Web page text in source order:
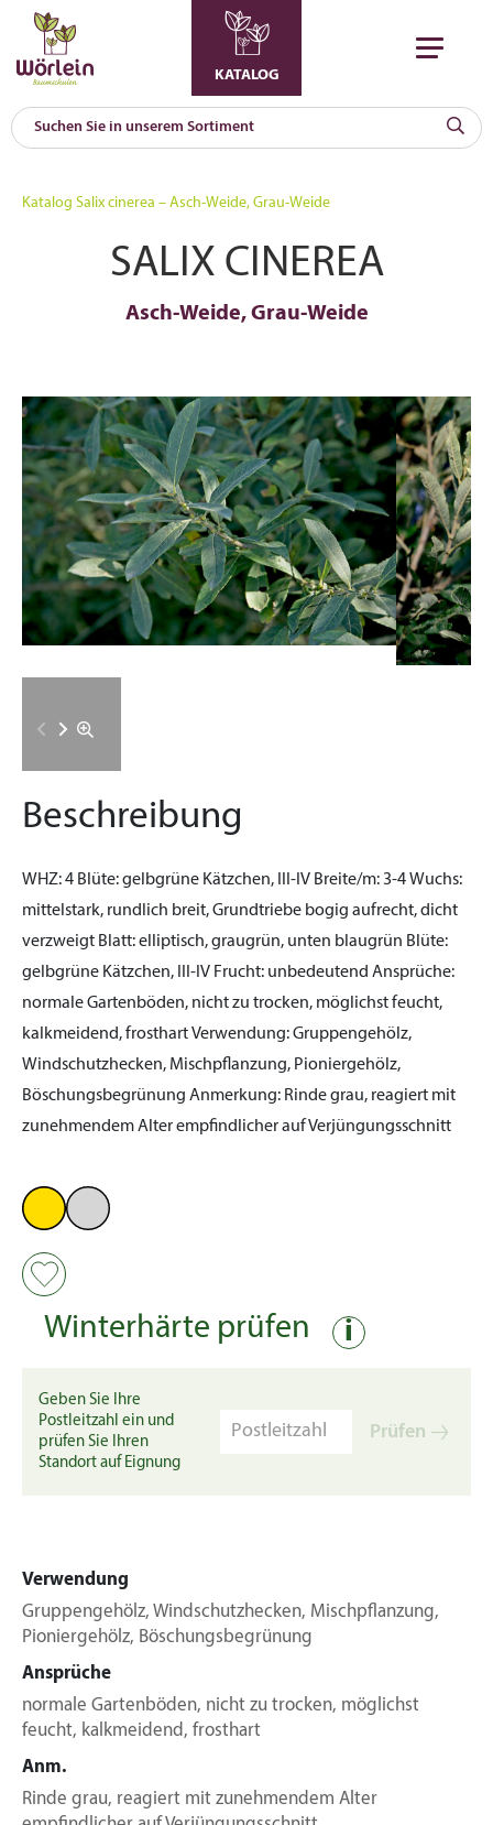
KATALOG
Katalog Salix cinerea – Asch-Weide, Grau-Weide
SALIX CINEREA
Asch-Weide, Grau-Weide
Beschreibung
WHZ:4 Blüte:gelbgrüne Kätzchen, III-IV Breite/m:3-4Wuchs:
mittelstark, rundlich breit, Grundtriebe bogig aufrecht, dicht
verzweigt Blatt:elliptisch, graugrün, unten blaugrün Blüte:
gelbgrüne Kätzchen, III-IV Frucht: unbedeutend Ansprüche:
normale Gartenböden, nicht zu trocken, möglichst feucht,
kalkmeidend, frosthartVerwendung:Gruppengehölz,
Windschutzhecken, Mischpflanzung, Pioniergehölz,
Böschungsbegrünung Anmerkung: Rinde grau, reagiert mit
zunehmendem Alter empfindlicher auf Verjüngungsschnitt
Winterhärte prüfen i
Geben Sie Ihre
Postleitzahl ein und
prüfen Sie Ihren
Standort auf Eignung
Prüfen
Verwendung
Gruppengehölz, Windschutzhecken, Mischpflanzung,
Pioniergehölz, Böschungsbegrünung
Ansprüche
normale Gartenböden, nicht zu trocken, möglichst
feucht, kalkmeidend, frosthart
Anm.
Rinde grau, reagiert mit zunehmendem Alter